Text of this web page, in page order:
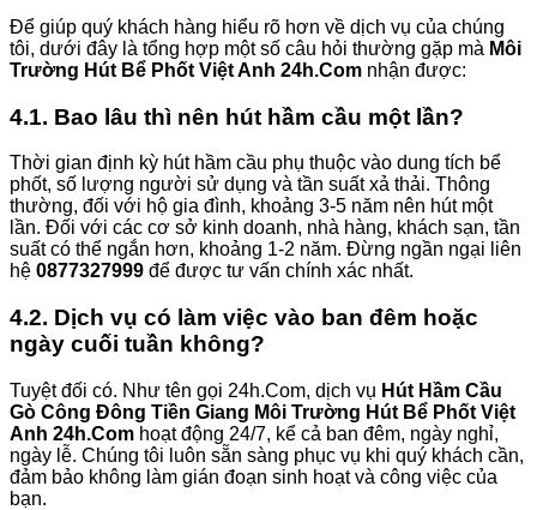
Để giúp quý khách hàng hiểu rõ hơn về dịch vụ của chúng
tôi, dưới đây là tổng hợp một số câu hỏi thường gặp mà Môi
Trường Hút Bể Phốt Việt Anh 24h.Com nhận được:
4.1. Bao lâu thì nên hút hầm cầu một lần?
Thời gian định kỳ hút hầm cầu phụ thuộc vào dung tích bể
phốt, số lượng người sử dụng và tần suất xả thải. Thông
thường, đối với hộ gia đình, khoảng 3-5 năm nên hút một
lần. Đối với các cơ sở kinh doanh, nhà hàng, khách sạn, tần
suất có thể ngắn hơn, khoảng 1-2 năm. Đừng ngần ngại liên
hệ 0877327999 để được tư vấn chính xác nhất.
4.2. Dịch vụ có làm việc vào ban đêm hoặc
ngày cuối tuần không?
Tuyệt đối có. Như tên gọi 24h.Com, dịch vụ Hút Hầm Cầu
Gò Công Đông Tiền Giang Môi Trường Hút Bể Phốt Việt
Anh 24h.Com hoạt động 24/7, kể cả ban đêm, ngày nghỉ,
ngày lễ. Chúng tôi luôn sẵn sàng phục vụ khi quý khách cần,
đảm bảo không làm gián đoạn sinh hoạt và công việc của
bạn.